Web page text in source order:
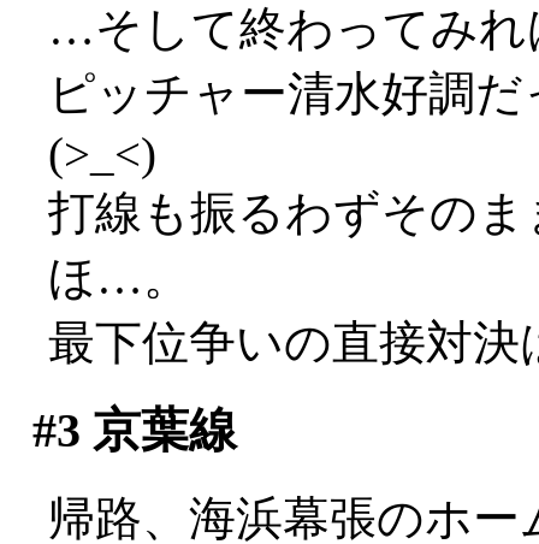
…そして終わってみれ
ピッチャー清水好調
(>_<)
打線も振るわずその
ほ…。
最下位争いの直接対
#3 京葉線
帰路、海浜幕張のホ